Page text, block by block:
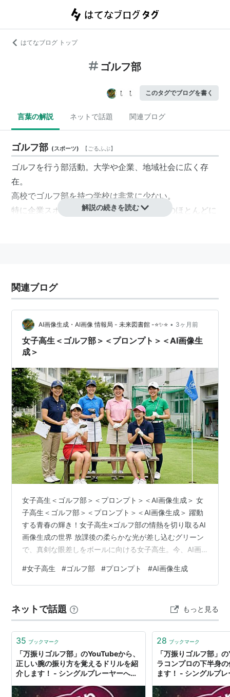
はてなブログ トップ
ゴルフ部
このタグでブログを書く
言葉の解説 ネットで話題 関連ブログ
ゴルフ部 (スポーツ) 【ごるふぶ】
ゴルフを行う部活動。大学や企業、地域社会に広く存
在。
高校でゴルフ部を持つ学校は非常に少ない。
特に企業スポーツの筆頭で、主だった企業のほとんどに
解説の続きを読む
関連ブログ
AI画像生成・AI画像 情報局 - 未来図書館 -⭐✨⭐ • 3ヶ月前
女子高生＜ゴルフ部＞＜プロンプト＞＜AI画像生
成＞
女子高生＜ゴルフ部＞＜プロンプト＞＜AI画像生成＞ 女
子高生＜ゴルフ部＞＜プロンプト＞＜AI画像生成＞ 躍動
する青春の輝き！女子高生×ゴルフ部の情熱を切り取るAI
画像生成の世界 放課後の柔らかな光が差し込むグリーン
で、真剣な眼差しをボールに向ける女子高生。今、AI画
リアリティで描き出すことが可能になりました。 ゴルフ
部というテーマは、洗練されたユニフォームの質感、芝
かな身体のラインなど、視覚的な魅力が凝縮されていま
す。部活動に打ち込む彼女たちの情熱や、試合前の緊張
感、仲間と笑い合うオフショットま…
#女子高生 #ゴルフ部 #プロンプト #AI画像生成
ネットで話題 もっと見る
35 ブックマーク
「万振りゴルフ部」のYouTubeから、
正しい腕の振り方を覚えるドリルを紹
介します！ - シングルプレーヤーへの
28 ブックマーク
「万振りゴルフ部」
ラコンプロの下半身
ます！ - シングルプ